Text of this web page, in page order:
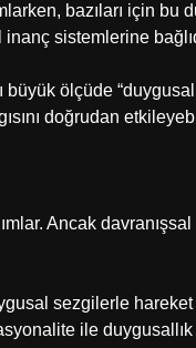
bazıları için bu
sistemlerine
büyük ölçüde
doğrudan
Ancak
sezgilerle
ile